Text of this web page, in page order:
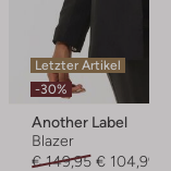
Letzter Artikel
-30%
Another Label
Blazer
€ 149,95 € 104,99